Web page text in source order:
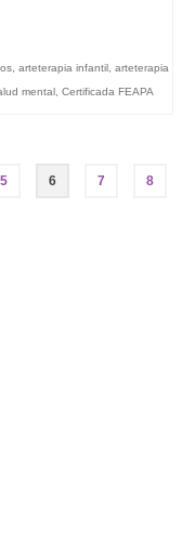
arteterapia infantil arteterapia
mental Certificada FEAPA
5 6 7 8